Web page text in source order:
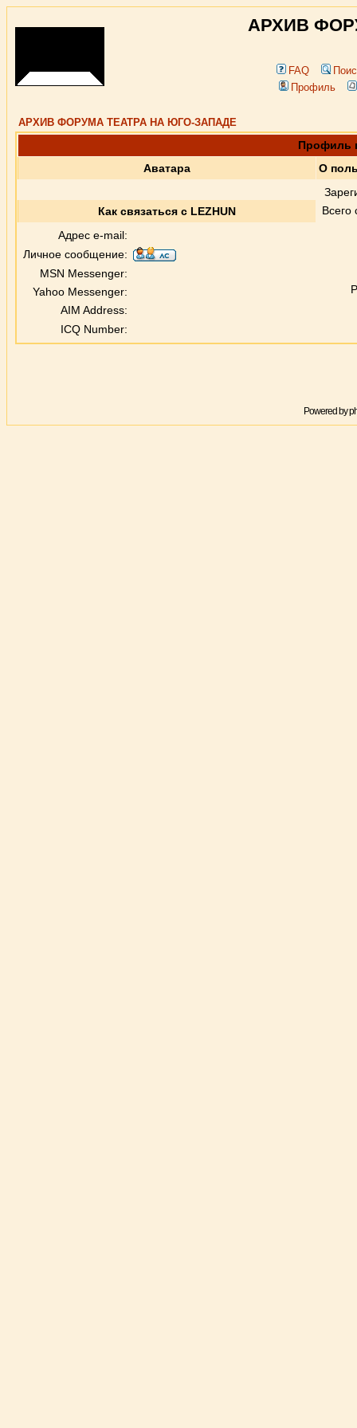
АРХИВ
FAQ
Профиль
АРХИВ ФОРУМА ТЕАТРА НА ЮГО-ЗАПАДЕ
Профиль
Аватара
О
Как связаться с LEZHUN
Адрес e-mail:
Личное сообщение:
MSN Messenger:
Yahoo Messenger:
AIM Address:
ICQ Number:
Powered by